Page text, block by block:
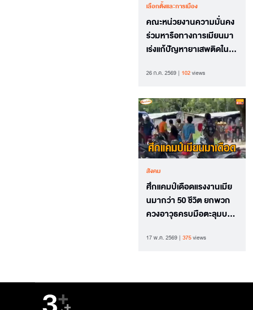
เลือกตั้งและการเมือง
คณะหน่วยงานความมั่นคง
ร่วมหารือทางการเมียนมา
เร่งแก้ปัญหายาเสพติดใน
26 ก.ค. 2569 102views
สังคม
ศึกแคมป์เดือดแรงงานเมีย
นมากว่า 50 ชีวิต ยกพวก
ควงอาวุธครบมือตะลุมบอน
17 พ.ค. 2569 375views